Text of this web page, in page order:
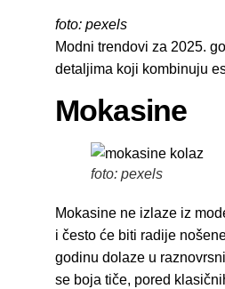
foto: pexels
Modni trendovi za 2025.
detaljima koji kombinuju
Mokasine
foto: pexels
Mokasine ne izlaze iz
i često će biti radije
godinu dolaze u
se boja tiče, pored